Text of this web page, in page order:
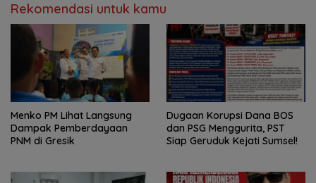
Rekomendasi untuk kamu
Menko PM Lihat Langsung
Dampak Pemberdayaan
PNM di Gresik
Dugaan Korupsi Dana BOS
dan PSG Menggurita, PST
Siap Geruduk Kejati Sumsel!